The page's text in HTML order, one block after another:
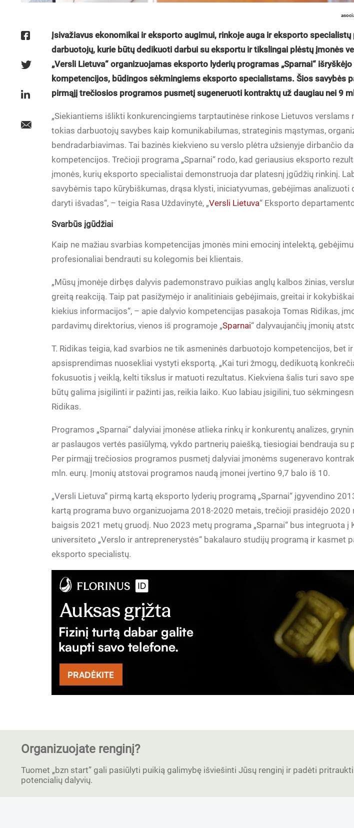
Įsivažiavus ekonomikai ir eksporto augimui, rinkoje auga ir eksporto specialistų
darbuotojų, kurie būtų dedikuoti darbui su eksportu ir tikslingai plėstų įmonės
„Versli Lietuva“ organizuojamas eksporto lyderių programas „Sparnai“
kompetencijos, būdingos sėkmingiems eksporto specialistams. Šios savybės
pirmąjį trečiosios programos pusmetį sugeneruoti kontraktų už daugiau nei 9
„Siekiantiems išlikti konkurencingiems tarptautinėse rinkose Lietuvos verslams
tokias darbuotojų savybes kaip komunikabilumas, strateginis mąstymas,
bendradarbiavimas. Tai bazinės kiekvieno su verslo plėtra užsienyje dirbančio
kompetencijos. Trečioji programa „Sparnai“ rodo, kad geriausius eksporto
įmonės, kurių eksporto specialistai demonstruoja dar platesnį įgūdžių rinkinį.
savybėmis tapo kūrybiškumas, drąsa klysti, iniciatyvumas, gebėjimas analizuoti
daryti išvadas“, – teigia Rasa Uždavinytė, „Versli Lietuva“ Eksporto
Svarbūs įgūdžiai
Kaip ne mažiau svarbias kompetencijas įmonės mini emocinį intelektą,
profesionaliai bendrauti su kolegomis bei klientais.
„Mūsų įmonėje dirbęs dalyvis pademonstravo puikias anglų kalbos žinias,
greitą reakciją. Taip pat pasižymėjo ir analitiniais gebėjimais, greitai ir
kiekius informacijos“, – apie dalyvio kompetencijas pasakoja Tomas Ridikas,
pardavimų direktorius, vienos iš programoje „Sparnai“ dalyvaujančių įmonių
T. Ridikas teigia, kad svarbios ne tik asmeninės darbuotojo kompetencijos, bet
apsisprendimas nuosekliai vystyti eksportą. „Kai turi žmogų, dedikuotą
fokusuotis į veiklą, kelti tikslus ir matuoti rezultatus. Kiekviena šalis turi savo
būtų galima įsigilinti ir pažinti jas, reikia laiko. Kuo labiau įsigilini, tuo
Ridikas.
Programos „Sparnai“ dalyviai įmonėse atlieka rinkų ir konkurentų analizes,
ar paslaugos vertės pasiūlymą, vykdo partnerių paiešką, tiesiogiai bendrauja su
Per pirmąjį trečiosios programos pusmetį dalyviai įmonėms sugeneravo
mln. eurų. Įmonių atstovai programos naudą įmonei įvertino 9,7 balo iš 10.
„Versli Lietuva“ pirmą kartą eksporto lyderių programą „Sparnai“ įgyvendino
kartą programa buvo organizuojama 2018-2020 metais, trečioji prasidėjo 2020
baigsis 2021 metų gruodį. Nuo 2023 metų programa „Sparnai“ bus integruota į
universiteto „Verslo ir antreprenerystės“ bakalauro studijų programą ir kasmet
eksporto specialistų.
Organizuojate renginį?
Tuomet „bzn start” gali pasiūlyti puikią galimybę išviešinti Jūsų renginį ir padėti pritraukti
potencialių dalyvių.